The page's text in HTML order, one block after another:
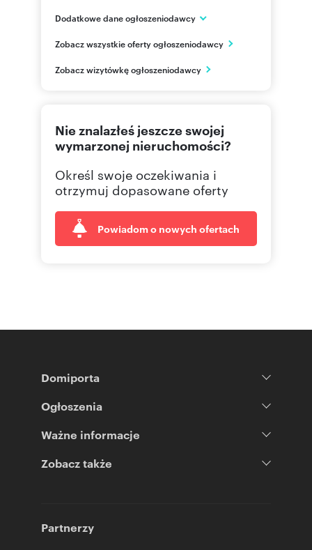
Dodatkowe dane ogłoszeniodawcy
Szczecin
PL
Zobacz wszystkie oferty ogłoszeniodawcy
Zobacz wizytówkę ogłoszeniodawcy
Nie znalazłeś jeszcze swojej
wymarzonej nieruchomości?
Określ swoje oczekiwania i
otrzymuj dopasowane oferty
Powiadom o nowych ofertach
Domiporta
Ogłoszenia
Ważne informacje
Zobacz także
Partnerzy